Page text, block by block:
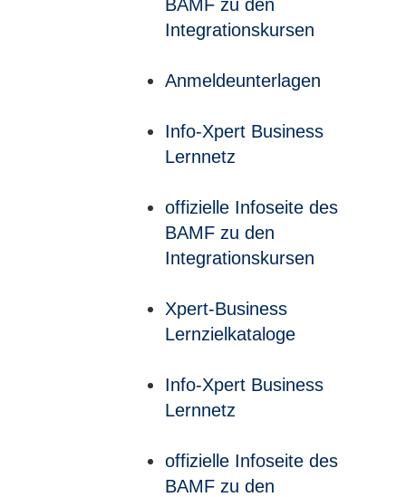
BAMF zu den
Integrationskursen
Anmeldeunterlagen
Info-Xpert Business
Lernnetz
offizielle Infoseite des
BAMF zu den
Integrationskursen
Xpert-Business
Lernzielkataloge
Info-Xpert Business
Lernnetz
offizielle Infoseite des
BAMF zu den